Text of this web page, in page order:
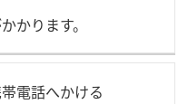
かります。
電話へかける